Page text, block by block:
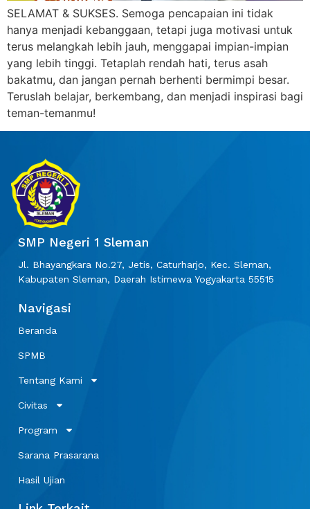
SELAMAT & SUKSES. Semoga pencapaian ini tidak
hanya menjadi kebanggaan, tetapi juga motivasi untuk
terus melangkah lebih jauh, menggapai impian-impian
yang lebih tinggi. Tetaplah rendah hati, terus asah
bakatmu, dan jangan pernah berhenti bermimpi besar.
Teruslah belajar, berkembang, dan menjadi inspirasi bagi
teman-temanmu!
SMP Negeri 1 Sleman
Jl. Bhayangkara No.27, Jetis, Caturharjo, Kec. Sleman,
Kabupaten Sleman, Daerah Istimewa Yogyakarta 55515
Navigasi
Beranda
SPMB
Tentang Kami
Civitas
Program
Sarana Prasarana
Hasil Ujian